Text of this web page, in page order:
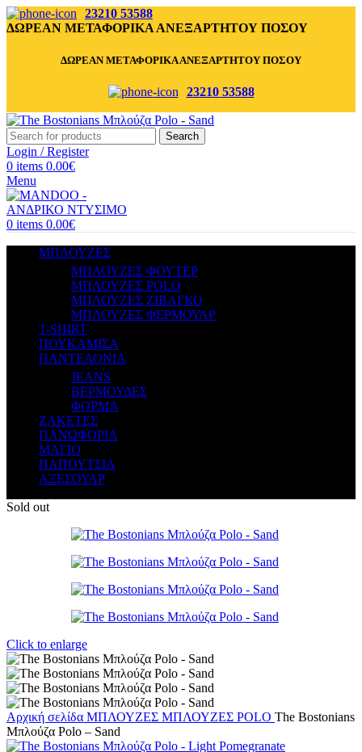
23210 53588
ΔΩΡΕΑΝ ΜΕΤΑΦΟΡΙΚΑ ΑΝΕΞΑΡΤΗΤΟΥ ΠΟΣΟΥ
ΔΩΡΕΑΝ ΜΕΤΑΦΟΡΙΚΑ ΑΝΕΞΑΡΤΗΤΟΥ ΠΟΣΟΥ
23210 53588
Search
Login / Register
0 items 0.00€
Menu
0 items 0.00€
ΜΠΛΟΥΖΕΣ
ΜΠΛΟΥΖΕΣ ΦΟΥΤΕΡ
ΜΠΛΟΥΖΕΣ POLO
ΜΠΛΟΥΖΕΣ ΖΙΒΑΓΚΟ
ΜΠΛΟΥΖΕΣ ΦΕΡΜΟΥΑΡ
T-SHIRT
ΠΟΥΚΑΜΙΣΑ
ΠΑΝΤΕΛΟΝΙΑ
JEANS
ΒΕΡΜΟΥΔΕΣ
ΦΟΡΜΑ
ΖΑΚΕΤΕΣ
ΠΑΝΩΦΟΡΙΑ
ΜΑΓΙΟ
ΠΑΠΟΥΤΣΙΑ
ΑΞΕΣΟΥΑΡ
Sold out
Click to enlarge
Αρχική σελίδα ΜΠΛΟΥΖΕΣ ΜΠΛΟΥΖΕΣ POLO The Bostonians
Μπλούζα Polo – Sand